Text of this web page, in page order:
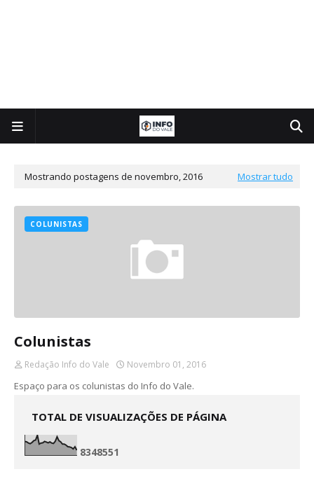
Mostrando postagens de novembro, 2016 Mostrar tudo
COLUNISTAS
Colunistas
Redação Info do Vale Novembro 01, 2016
Espaço para os colunistas do Info do Vale.
TOTAL DE VISUALIZAÇÕES DE PÁGINA
8348551